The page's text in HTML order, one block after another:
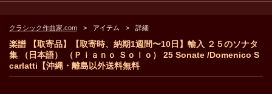
クラシック作曲家.com アイテム 詳細
楽譜 【取寄品】【取寄時、納期1週間〜10日】輸入 ２５のソナタ
集 （日本語） （Ｐｉａｎｏ Ｓｏｌｏ） 25 Sonate /Domenico S
carlatti【沖縄・離島以外送料無料